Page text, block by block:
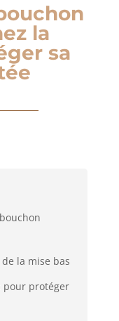
la
sa
la mise bas
pour protéger